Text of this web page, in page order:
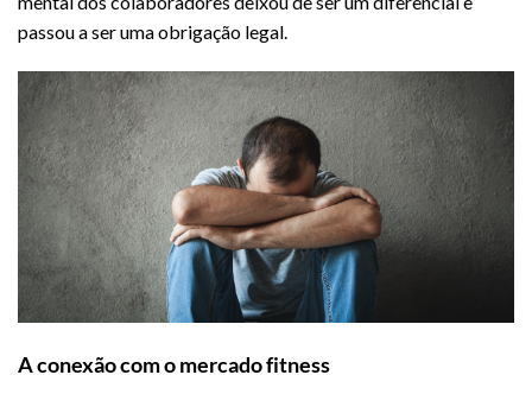
passou a ser uma obrigação legal.
A conexão com o mercado fitness